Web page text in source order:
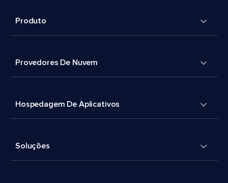
Produto
Provedores De Nuvem
Hospedagem De Aplicativos
Soluções